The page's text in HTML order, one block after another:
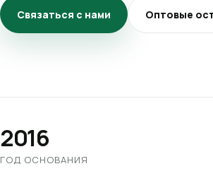
Связаться с нами Оптовые
2016
ГОД ОСНОВАНИЯ